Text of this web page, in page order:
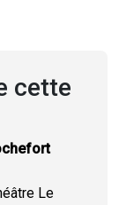
cette
Le